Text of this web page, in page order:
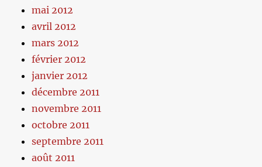
mai 2012
avril 2012
mars 2012
février 2012
janvier 2012
décembre 2011
novembre 2011
octobre 2011
septembre 2011
août 2011